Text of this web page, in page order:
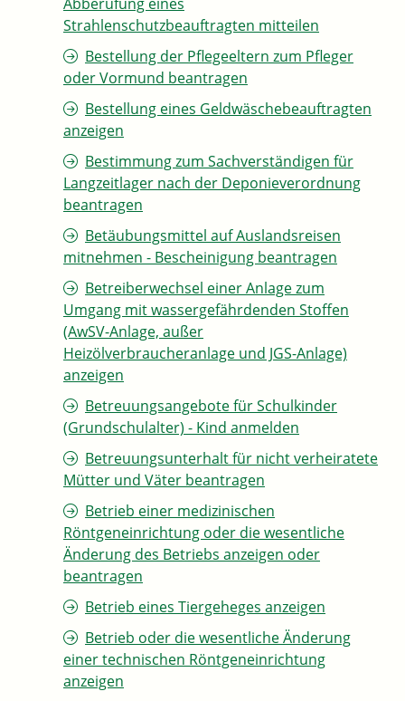
Strahlenschutzbeauftragten mitteilen
Bestellung der Pflegeeltern zum Pfleger
oder Vormund beantragen
Bestellung eines Geldwäschebeauftragten
anzeigen
Bestimmung zum Sachverständigen für
Langzeitlager nach der Deponieverordnung
beantragen
Betäubungsmittel auf Auslandsreisen
mitnehmen - Bescheinigung beantragen
Betreiberwechsel einer Anlage zum
Umgang mit wassergefährdenden Stoffen
(AwSV-Anlage, außer
Heizölverbraucheranlage und JGS-Anlage)
anzeigen
Betreuungsangebote für Schulkinder
(Grundschulalter) - Kind anmelden
Betreuungsunterhalt für nicht verheiratete
Mütter und Väter beantragen
Betrieb einer medizinischen
Röntgeneinrichtung oder die wesentliche
Änderung des Betriebs anzeigen oder
beantragen
Betrieb eines Tiergeheges anzeigen
Betrieb oder die wesentliche Änderung
einer technischen Röntgeneinrichtung
anzeigen